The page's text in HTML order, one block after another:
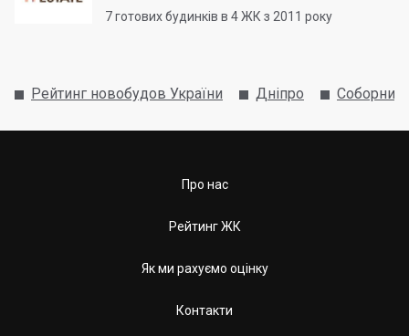
7готових будинків в 4 ЖК з 2011 року
Рейтинг новобудов України Дніпро Соборний
Про нас
Рейтинг ЖК
Як ми рахуємо оцінку
Контакти